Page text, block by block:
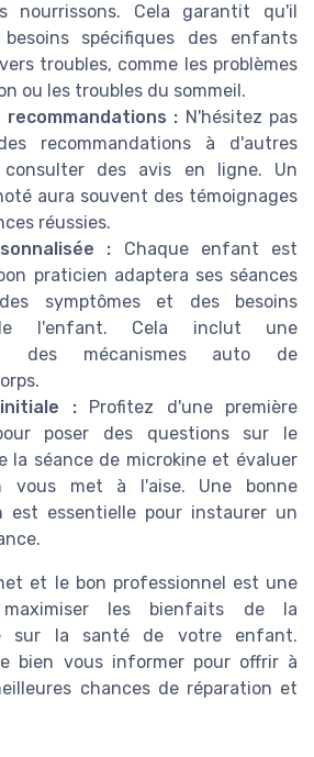
nourrissons. Cela garantit qu'il
spécifiques des enfants
troubles, comme les problèmes
ou les troubles du sommeil.
: N'hésitez pas
recommandations à d'autres
des avis en ligne. Un
aura souvent des témoignages
réussies.
: Chaque enfant est
praticien adaptera ses séances
symptômes et des besoins
l'enfant. Cela inclut une
des mécanismes auto de
:Profitez d'une première
poser des questions sur le
la séance de microkine et évaluer
vous met à l'aise. Une bonne
est essentielle pour instaurer un
et le bon professionnel est une
les bienfaits de la
sur la santé de votre enfant.
bien vous informer pour offrir à
chances de réparation et